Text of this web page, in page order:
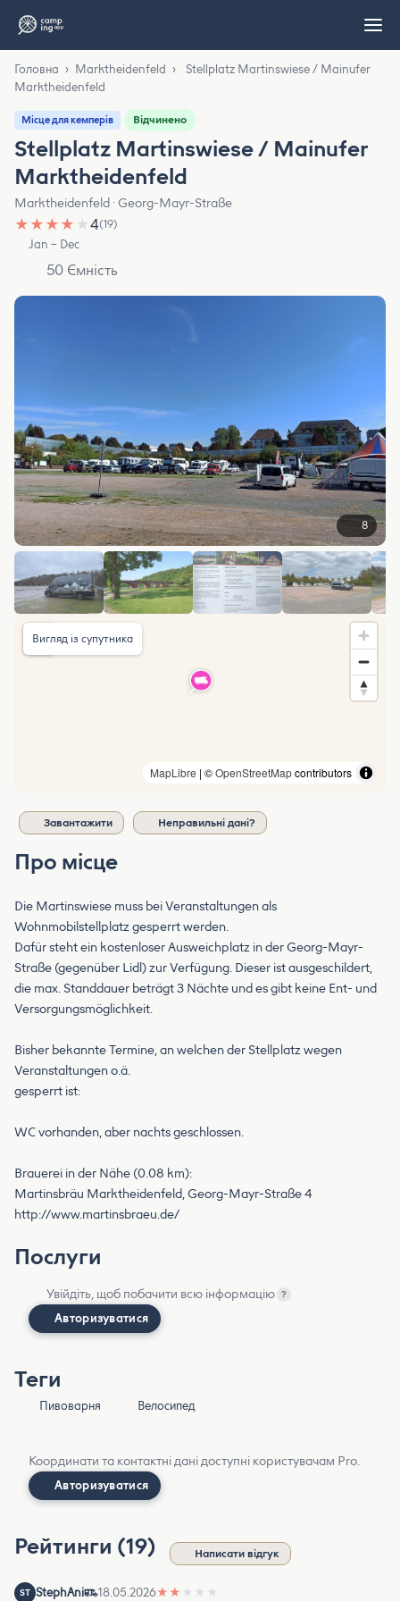
Головна › Marktheidenfeld ›
Stellplatz Martinswiese / Mainufer
Marktheidenfeld
Місце для кемперів Відчинено
Stellplatz Martinswiese / Mainufer
Marktheidenfeld
Marktheidenfeld · Georg-Mayr-Straße
★ ★ ★ ★ ★4(19)
Jan – Dec
50 Ємність
8
MapLibre | ©OpenStreetMapcontributors
Вигляд із супутника
Завантажити Неправильні дані?
Про місце
Die Martinswiese muss bei Veranstaltungen als
Wohnmobilstellplatz gesperrt werden.
Dafür steht ein kostenloser Ausweichplatz in der Georg-Mayr-
Straße (gegenüber Lidl) zur Verfügung. Dieser ist ausgeschildert,
die max. Standdauer beträgt 3 Nächte und es gibt keine Ent- und
Versorgungsmöglichkeit.
Bisher bekannte Termine, an welchen der Stellplatz wegen
Veranstaltungen o.ä.
gesperrt ist:
WC vorhanden, aber nachts geschlossen.
Brauerei in der Nähe (0.08 km):
Martinsbräu Marktheidenfeld, Georg-Mayr-Straße 4
http://www.martinsbraeu.de/
Послуги
Увійдіть, щоб побачити всю інформацію ?
Авторизуватися
Теги
Пивоварня Велосипед
Координати та контактні дані доступні користувачам Pro.
Авторизуватися
Рейтинги (19) Написати відгук
ST StephAni 18.05.2026★ ★ ★ ★ ★